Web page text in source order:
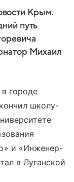
Крым.
путь
Михаил
городе
школу-
и «Инженер-
в Луганской